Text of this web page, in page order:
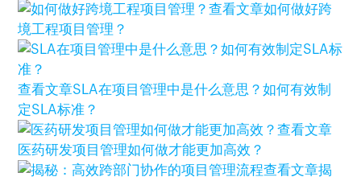
查看文章如何做好跨
境工程项目管理？
查看文章SLA在项目管理中是什么意思？如何有效制
定SLA标准？
查看文章
医药研发项目管理如何做才能更加高效？
查看文章揭